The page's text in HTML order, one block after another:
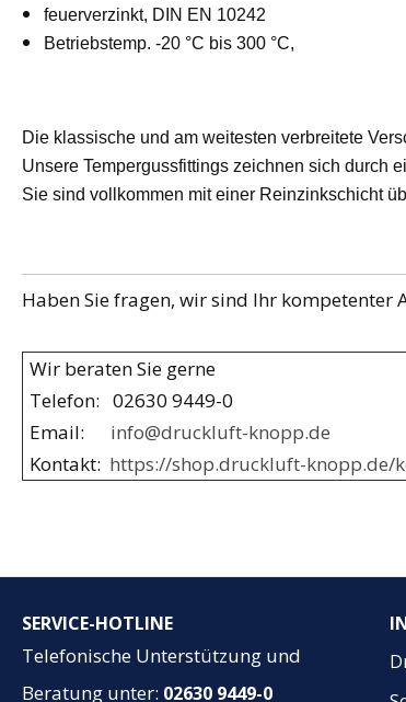
feuerverzinkt, DIN EN 10242
Betriebstemp. -20 °C bis 300 °C,
Die klassische und am weitesten verbreitete
Unsere Tempergussfittings zeichnen sich durch
Sie sind vollkommen mit einer Reinzinkschicht
Haben Sie fragen, wir sind Ihr
Wir beraten Sie gerne
Telefon: 02630 9449-0
Email: info@druckluft-knopp.de
Kontakt: https://shop.druckluft-knopp.de/
SERVICE-HOTLINE
Telefonische Unterstützung und
Beratung unter: 02630 9449-0